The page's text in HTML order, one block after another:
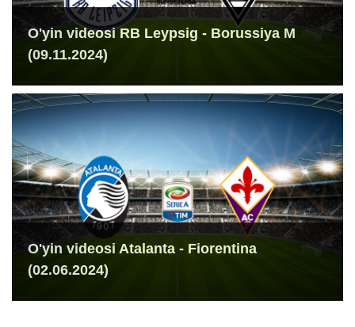
O'yin videosi RB Leypsig - Borussiya M
(09.11.2024)
O'yin videosi Atalanta - Fiorentina
(02.06.2024)